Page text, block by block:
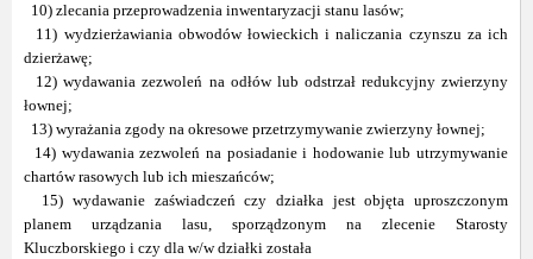
10) zlecania przeprowadzenia inwentaryzacji stanu lasów;
11) wydzierżawiania obwodów łowieckich i naliczania czynszu za ich
dzierżawę;
12) wydawania zezwoleń na odłów lub odstrzał redukcyjny zwierzyny
łownej;
13) wyrażania zgody na okresowe przetrzymywanie zwierzyny łownej;
14) wydawania zezwoleń na posiadanie i hodowanie lub utrzymywanie
chartów rasowych lub ich mieszańców;
15) wydawanie zaświadczeń czy działka jest objęta uproszczonym
planem urządzania lasu, sporządzonym na zlecenie Starosty
Kluczborskiego i czy dla w/w działki została